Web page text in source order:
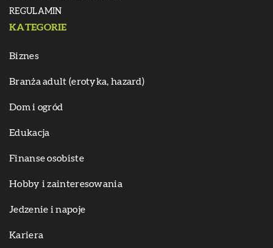
REGULAMIN
KATEGORIE
Biznes
Branża adult (erotyka, hazard)
Dom i ogród
Edukacja
Finanse osobiste
Hobby i zainteresowania
Jedzenie i napoje
Kariera